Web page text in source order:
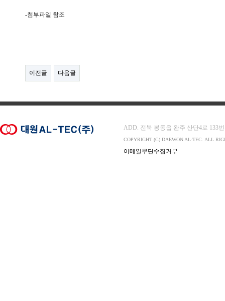
-첨부파일 참조
이전글 다음글
ADD. 전북 봉동읍 완주 산단4로 133번
COPYRIGHT (C) DAEWON AL-TEC. ALL
이메일무단수집거부